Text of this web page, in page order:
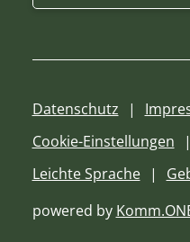
Datenschutz
Cookie-Einstellungen
Leichte Sprache
powered by